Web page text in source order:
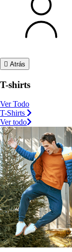
Atrás
T-shirts
Ver Todo
T-Shirts
Ver todo